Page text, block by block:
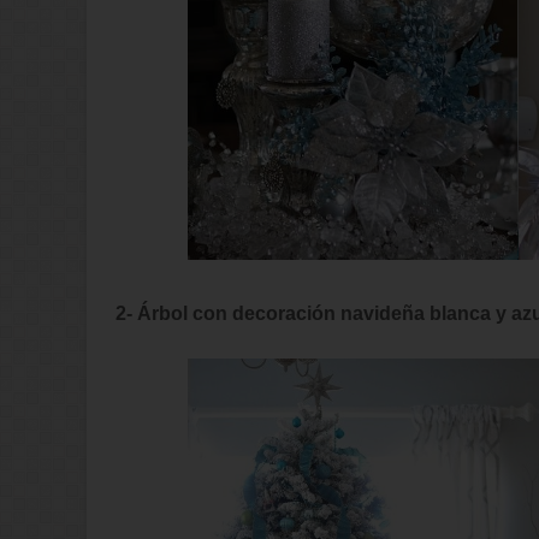
2- Árbol con decoración navideña blanca y